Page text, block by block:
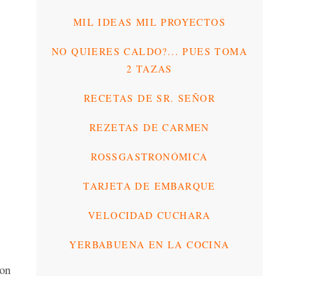
MIL IDEAS MIL PROYECTOS
NO QUIERES CALDO?... PUES TOMA
2 TAZAS
RECETAS DE SR. SEÑOR
REZETAS DE CARMEN
ROSSGASTRONÓMICA
TARJETA DE EMBARQUE
VELOCIDAD CUCHARA
YERBABUENA EN LA COCINA